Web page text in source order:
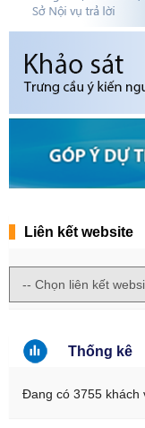
Liên kết website
Thống kê
Đang có 3755 khách